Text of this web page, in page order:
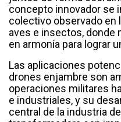
concepto innovador se
colectivo observado en
aves e insectos, donde
en armonía para lograr
Las aplicaciones
drones enjambre son
operaciones militares
e industriales, y su
central de la industria